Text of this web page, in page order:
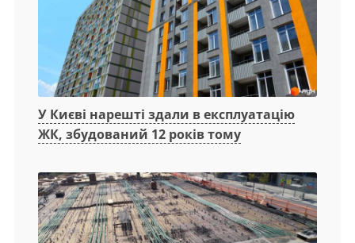
У Києві нарешті здали в експлуатацію
ЖК, збудований 12 років тому